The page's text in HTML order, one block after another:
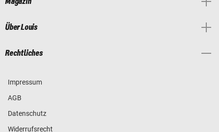
Über Louis
Rechtliches
Impressum
AGB
Datenschutz
Widerrufsrecht